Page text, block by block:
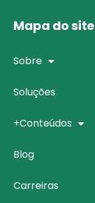
Mapa do site
Sobre
Soluções
+Conteúdos
Blog
Carreiras